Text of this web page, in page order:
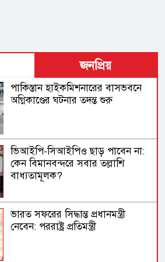
জনপ্রিয়
পাকিস্তান হাইকমিশনারের বাসভবনে
অগ্নিকাণ্ডের ঘটনার তদন্ত শুরু
ভিআইপি-সিআইপিও ছাড় পাবেন না:
কেন বিমানবন্দরে সবার তল্লাশি
বাধ্যতামূলক?
ভারত সফরের সিদ্ধান্ত প্রধানমন্ত্রী
নেবেন: পররাষ্ট্র প্রতিমন্ত্রী